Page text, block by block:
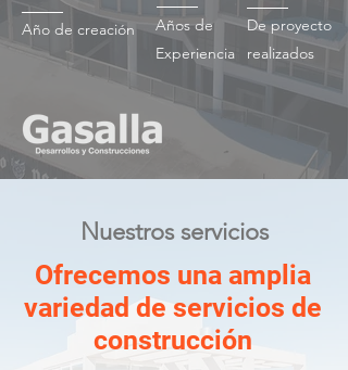
Año de creación
Años de
Experiencia
De proyecto
realizados
Nuestros servicios
Ofrecemos una amplia
variedad de servicios de
construcción